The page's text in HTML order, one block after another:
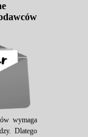
wymaga
Dlatego